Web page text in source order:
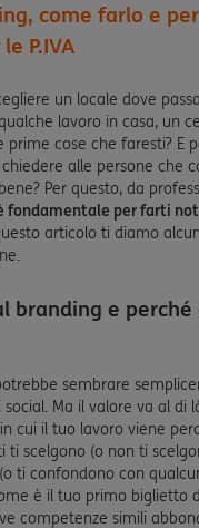
come farlo e
P.IVA
un locale dove
lavoro in casa, un
prime cose che faresti? E
alle persone che
Per questo, da
fondamentale per farti
articolo ti diamo
branding e perché
sembrare
Ma il valore va al di
cui il tuo lavoro viene
ti scelgono (o non ti
ti confondono con
è il tuo primo biglietto
competenze simili